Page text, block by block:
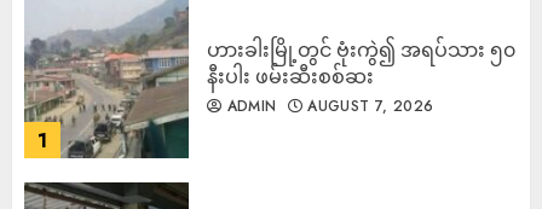
1
ဟားခါးမြို့တွင် ဗုံးကွဲ၍ အရပ်သား ၅၀
နီးပါး ဖမ်းဆီးစစ်ဆး
ADMIN AUGUST 7, 2026